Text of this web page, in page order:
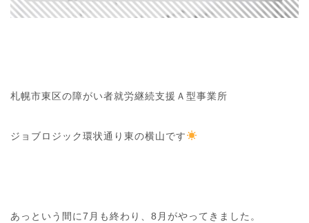
札幌市東区の障がい者就労継続支援Ａ型事業所
ジョブロジック環状通り東の横山です
あっという間に7月も終わり、8月がやってきました。